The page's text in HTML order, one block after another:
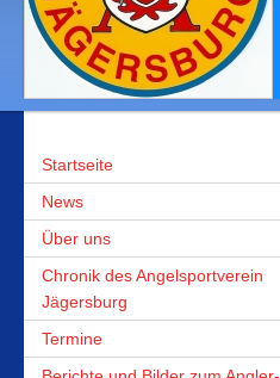
Startseite
News
Über uns
Chronik des Angelsportverein
Jägersburg
Termine